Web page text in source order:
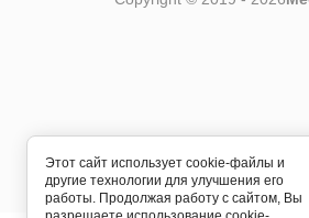
Создание сайта
Этот сайт использует cookie-файлы и
другие технологии для улучшения его
работы. Продолжая работу с сайтом, Вы